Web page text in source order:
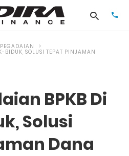
PEGADAIAN
SOLUSI TEPAT PINJAMAN
BPKB Di
Solusi
Dana